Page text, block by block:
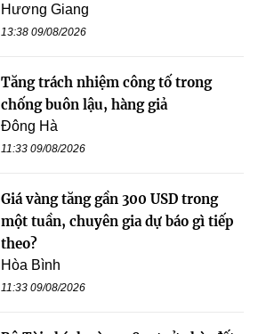
Hương Giang
13:38 09/08/2026
Tăng trách nhiệm công tố trong
chống buôn lậu, hàng giả
Đông Hà
11:33 09/08/2026
Giá vàng tăng gần 300 USD trong
một tuần, chuyên gia dự báo gì tiếp
theo?
Hòa Bình
11:33 09/08/2026